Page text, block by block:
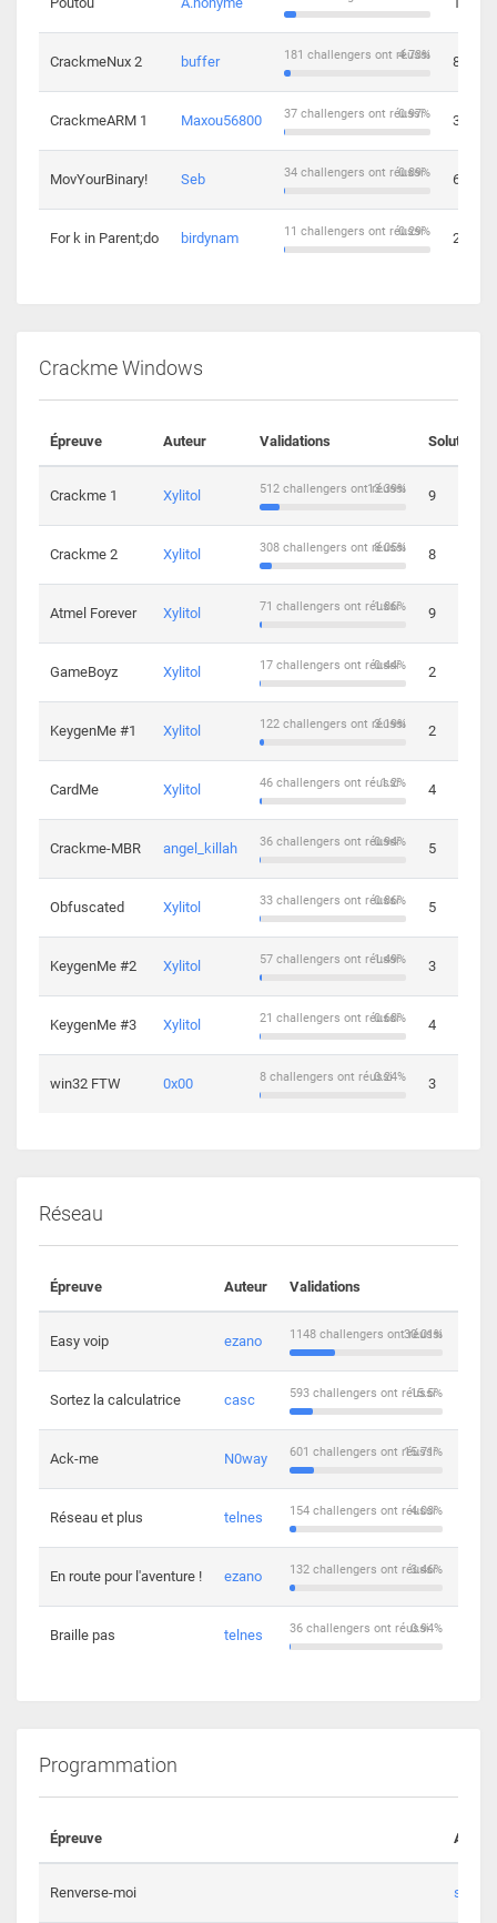
CrackmeNux 2 buffer 4.73%
181 challengers ont réussi 8
CrackmeARM 1 Maxou56800 0.97%
37 challengers ont réussi 3
MovYourBinary! Seb 0.89%
34 challengers ont réussi 6
For k in Parent;do birdynam 0.29%
11 challengers ont réussi 2
Crackme Windows
Épreuve Auteur Validations Solutions
Crackme 1 Xylitol 13.39%
512 challengers ont réussi 9
Crackme 2 Xylitol 8.05%
308 challengers ont réussi 8
Atmel Forever Xylitol 1.86%
71 challengers ont réussi 9
GameBoyz Xylitol 0.44%
17 challengers ont réussi 2
KeygenMe #1 Xylitol 3.19%
122 challengers ont réussi 2
CardMe Xylitol 1.2%
46 challengers ont réussi 4
Crackme-MBR angel_killah 0.94%
36 challengers ont réussi 5
Obfuscated Xylitol 0.86%
33 challengers ont réussi 5
KeygenMe #2 Xylitol 1.49%
57 challengers ont réussi 3
KeygenMe #3 Xylitol 0.68%
21 challengers ont réussi 4
win32 FTW 0x00 0.24%
8 challengers ont réussi 3
Réseau
Épreuve Auteur Validations
Easy voip ezano 30.01%
1148 challengers ont réussi
Sortez la calculatrice casc 15.5%
593 challengers ont réussi
Ack-me N0way 15.71%
601 challengers ont réussi
Réseau et plus telnes 4.03%
154 challengers ont réussi
En route pour l'aventure ! ezano 3.46%
132 challengers ont réussi
Braille pas telnes 0.94%
36 challengers ont réussi
Programmation
Épreuve Auteur
Renverse-moi s3th